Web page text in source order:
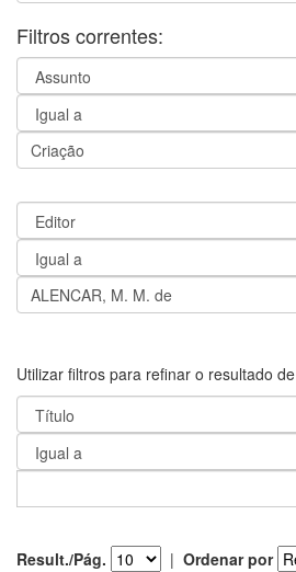
Filtros correntes:
Utilizar filtros para refinar o resultado
Result./Pág. | Ordenar por